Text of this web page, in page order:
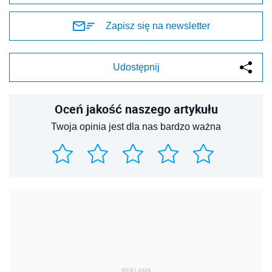
Zapisz się na newsletter
Udostępnij
Oceń jakość naszego artykułu
Twoja opinia jest dla nas bardzo ważna